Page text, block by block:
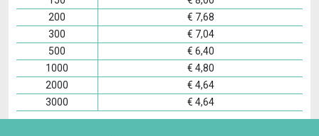
200
€ 7,68
300
€ 7,04
500
€ 6,40
1000
€ 4,80
2000
€ 4,64
3000
€ 4,64